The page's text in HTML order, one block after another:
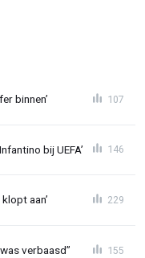
binnen’ 107
bij UEFA’ 146
aan’ 229
verbaasd” 155